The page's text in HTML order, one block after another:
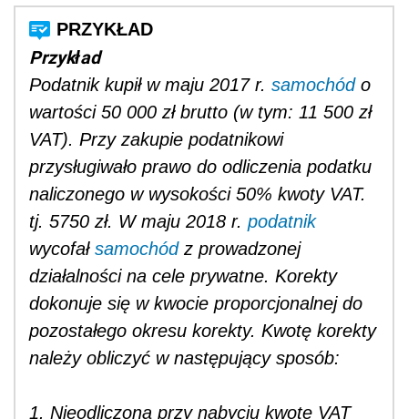
Przykład
Podatnik kupił w maju 2017 r. samochódo
wartości 50 000 zł brutto (w tym: 11 500 zł
VAT). Przy zakupie podatnikowi
przysługiwało prawo do odliczenia podatku
naliczonego w wysokości 50% kwoty VAT.
tj. 5750 zł. W maju 2018 r. podatnik
wycofał samochódz prowadzonej
działalności na cele prywatne. Korekty
dokonuje się w kwocie proporcjonalnej do
pozostałego okresu korekty. Kwotę korekty
należy obliczyć w następujący sposób:
1. Nieodliczoną przy nabyciu kwotę VAT